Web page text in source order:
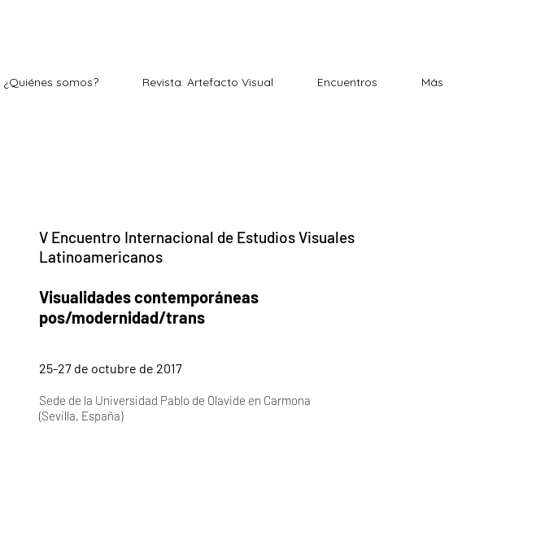
¿Quiénes somos? Revista: Artefacto Visual Encuentros Más
V Encuentro Internacional de Estudios Visuales
Latinoamericanos
Visualidades contemporáneas
pos/modernidad/trans
25-27 de octubre de 2017
Sede de la Universidad Pablo de Olavide en Carmona
(Sevilla, España)